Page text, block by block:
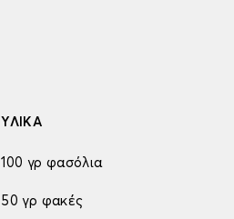
ΥΛΙΚΑ
100 γρ φασόλια
50 γρ φακές